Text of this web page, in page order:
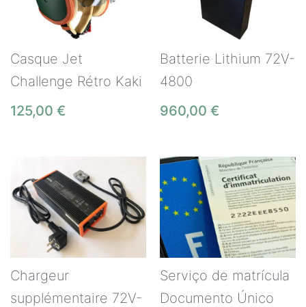
Casque Jet
Challenge Rétro Kaki
125,00 €
Batterie Lithium 72V-
4800
960,00 €
Chargeur
supplémentaire 72V-
Serviço de matrícula
Documento Único